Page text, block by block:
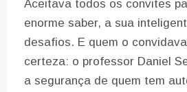
Aceitava todos os convites
enorme saber, a sua
desafios. E quem o
certeza: o professor Daniel
a segurança de quem tem